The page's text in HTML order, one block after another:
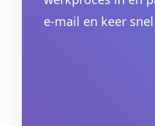
e-mail en keer